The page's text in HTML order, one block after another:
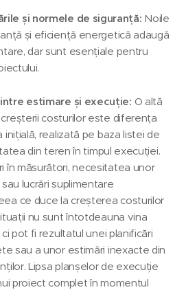
și normele de siguranță: Noile
și eficiență energetică adaugă
dar sunt esențiale pentru
estimare și execuție: O altă
creșterii costurilor este diferența
realizată pe baza listei de
din teren în timpul execuției.
în măsurători, necesitatea unor
lucrări suplimentare
ce duce la creșterea costurilor
nu sunt întotdeauna vina
pot fi rezultatul unei planificări
sau a unor estimări inexacte din
Lipsa planșelor de execuție
proiect complet în momentul